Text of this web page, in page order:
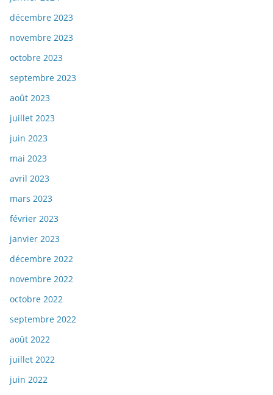
décembre 2023
novembre 2023
octobre 2023
septembre 2023
août 2023
juillet 2023
juin 2023
mai 2023
avril 2023
mars 2023
février 2023
janvier 2023
décembre 2022
novembre 2022
octobre 2022
septembre 2022
août 2022
juillet 2022
juin 2022